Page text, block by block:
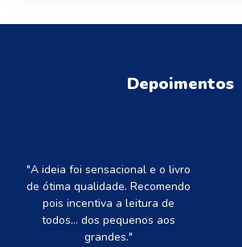
Depoimentos
"A ideia foi sensacional e o livro
de ótima qualidade. Recomendo
pois incentiva a leitura de
todos... dos pequenos aos
grandes."